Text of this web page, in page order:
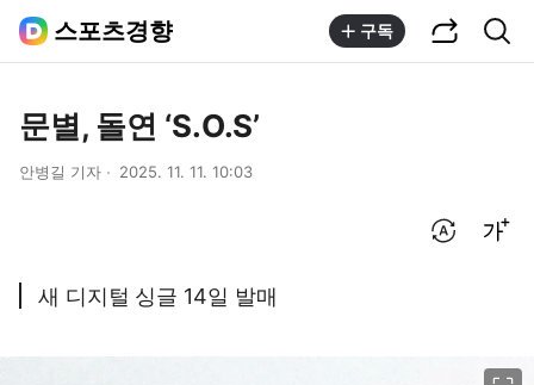
스포츠경향 구독
문별, 돌연 ‘S.O.S’
안병길 기자 2025. 11. 11. 10:03
새 디지털 싱글 14일 발매